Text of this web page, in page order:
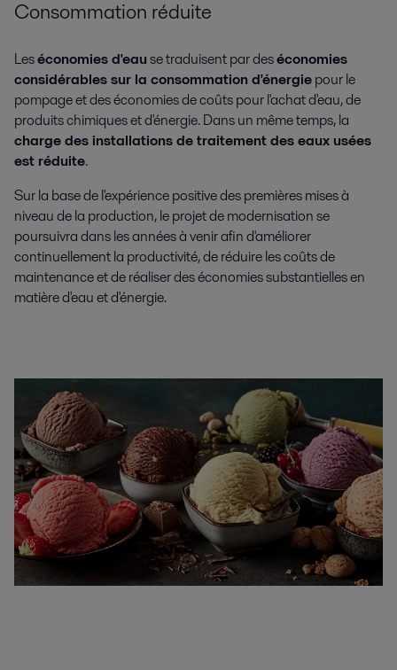
Consommation réduite
Leséconomies d'eause traduisent par deséconomies
considérables sur la consommation d'énergiepour le
pompage et des économies de coûts pour l'achat d'eau, de
produits chimiques et d'énergie. Dans un même temps, la
charge des installations de traitement des eaux usées
est réduite.
Sur la base de l'expérience positive des premières mises à
niveau de la production, le projet de modernisation se
poursuivra dans les années à venir afin d'améliorer
continuellement la productivité, de réduire les coûts de
maintenance et de réaliser des économies substantielles en
matière d'eau et d'énergie.